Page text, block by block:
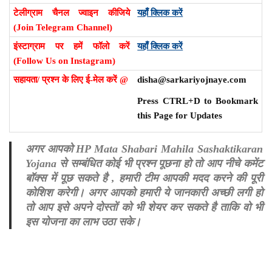
टेलीग्राम चैनल ज्वाइन कीजिये
(Join Telegram Channel)
यहाँ क्लिक करें
इंस्टाग्राम पर हमें फॉलो करें
(Follow Us on Instagram)
यहाँ क्लिक करें
सहायता/ प्रश्न के लिए ई-मेल करें @ disha@sarkariyojnaye.com
Press CTRL+D to Bookmark
this Page for Updates
अगर आपको HP Mata Shabari Mahila Sashaktikaran
Yojana से सम्बंधित कोई भी प्रश्न पूछना हो तो आप नीचे कमेंट
बॉक्स में पूछ सकते है , हमारी टीम आपकी मदद करने की पूरी
कोशिश करेगी। अगर आपको हमारी ये जानकारी अच्छी लगी हो
तो आप इसे अपने दोस्तों को भी शेयर कर सकते है ताकि वो भी
इस योजना का लाभ उठा सके।